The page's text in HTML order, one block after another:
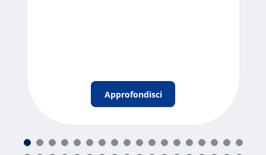
Approfondisci